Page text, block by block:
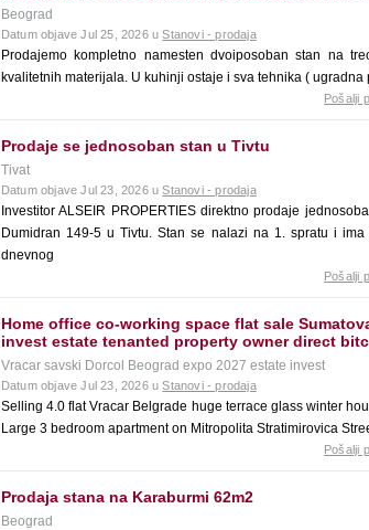
Beograd
Datum objave Jul 25, 2026 uStanovi - prodaja
Prodajemo kompletno namesten dvoiposoban stan na
kvalitetnih materijala. U kuhinji ostaje i sva tehnika (
Pošalji
Prodaje se jednosoban stan u Tivtu
Tivat
Datum objave Jul 23, 2026 uStanovi - prodaja
Investitor ALSEIR PROPERTIES direktno prodaje
Dumidran 149-5 u Tivtu. Stan se nalazi na 1. spratu i
dnevnog
Pošalji
Home office co-working space flat sale
invest estate tenanted property owner direct
Vracar savski Dorcol Beograd expo 2027 estate invest
Datum objave Jul 23, 2026 uStanovi - prodaja
Selling 4.0 flat Vracar Belgrade huge terrace glass winter
Large 3 bedroom apartment on Mitropolita Stratimirovica
Pošalji
Prodaja stana na Karaburmi 62m2
Beograd